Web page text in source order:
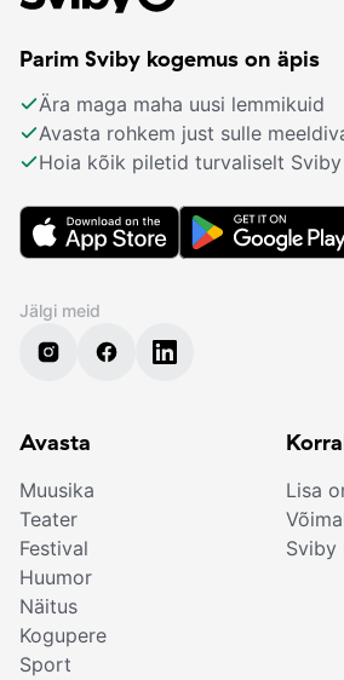
Parim Sviby kogemus on äpis
Ära maga maha uusi lemmikuid
Avasta rohkem just sulle
Hoia kõik piletid turvaliselt
Jälgi meid
Avasta
Muusika
Teater
Festival
Huumor
Näitus
Kogupere
Sport
Lisa
Sviby